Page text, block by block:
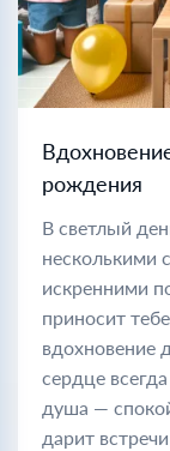
рождения
В светлый
несколькими
искренними
приносит
вдохновение
сердце
душа —
дарит